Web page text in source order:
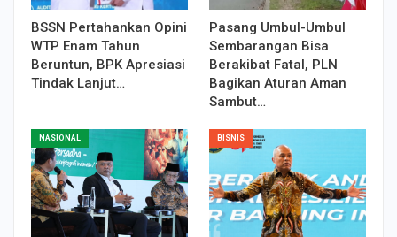
BSSN Pertahankan Opini
WTP Enam Tahun
Beruntun, BPK Apresiasi
Tindak Lanjut…
Pasang Umbul-Umbul
Sembarangan Bisa
Berakibat Fatal, PLN
Bagikan Aturan Aman
Sambut…
NASIONAL BISNIS